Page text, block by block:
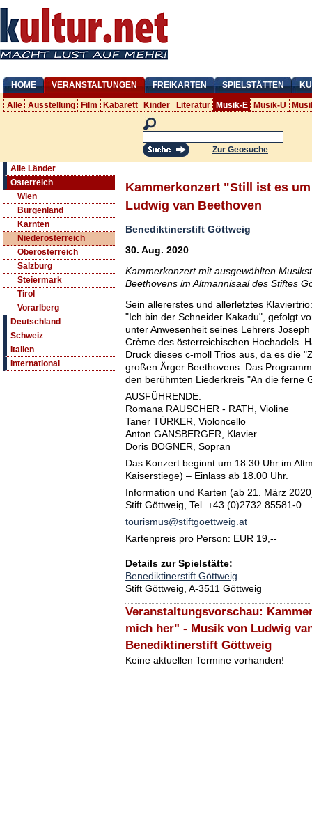
HOME VERANSTALTUNGEN FREIKARTEN SPIELSTÄTTEN
Alle Ausstellung Film Kabarett Kinder Literatur Musik-E Musik-U
Zur Geosuche
Alle Länder
Österreich
Wien
Burgenland
Kärnten
Niederösterreich
Oberösterreich
Salzburg
Steiermark
Tirol
Vorarlberg
Deutschland
Schweiz
Italien
International
Kammerkonzert "Still ist es
Ludwig van Beethoven
Benediktinerstift Göttweig
30. Aug. 2020
Kammerkonzert mit ausgewählten
Beethovens im Altmannisaal des Stiftes
Sein allererstes und allerletztes
"Ich bin der Schneider Kakadu", gefolgt
unter Anwesenheit seines Lehrers
Crème des österreichischen Hochadels.
Druck dieses c-moll Trios aus, da es die
großen Ärger Beethovens. Das
den berühmten Liederkreis "An die ferne
AUSFÜHRENDE:
Romana RAUSCHER - RATH, Violine
Taner TÜRKER, Violoncello
Anton GANSBERGER, Klavier
Doris BOGNER, Sopran
Das Konzert beginnt um 18.30 Uhr im
Kaiserstiege) – Einlass ab 18.00 Uhr.
Information und Karten (ab 21. März
Stift Göttweig, Tel. +43.(0)2732.85581-0
tourismus@stiftgoettweig.at
Kartenpreis pro Person: EUR 19,--
Details zur Spielstätte:
Benediktinerstift Göttweig
Stift Göttweig, A-3511 Göttweig
Veranstaltungsvorschau:
mich her" - Musik von Ludwig
Benediktinerstift Göttweig
Keine aktuellen Termine vorhanden!